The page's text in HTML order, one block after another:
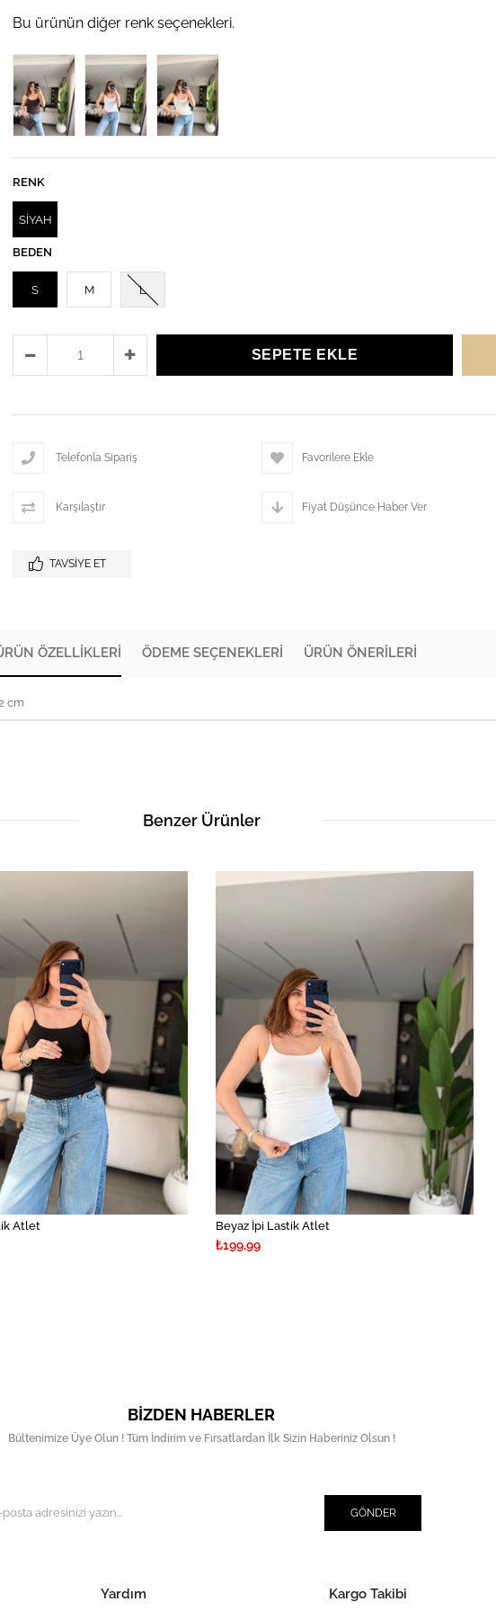
Bu ürünün diğer renk seçenekleri.
RENK
SİYAH
BEDEN
S M L
Telefonla Sipariş Favorilere Ekle
Karşılaştır Fiyat Düşünce Haber Ver
TAVSIYE ET
ÖZELLIKLERI ÖDEME SEÇENEKLERI ÜRÜN ÖNERILERI
cm
Benzer Ürünler
Atlet Beyaz İpi Lastik Atlet
₺199,99
BIZDEN HABERLER
Bültenimize Üye Olun ! Tüm İndirim ve Fırsatlardan İlk Sizin Haberiniz Olsun !
GÖNDER
Yardım Kargo Takibi